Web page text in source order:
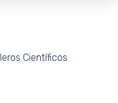
Científicos